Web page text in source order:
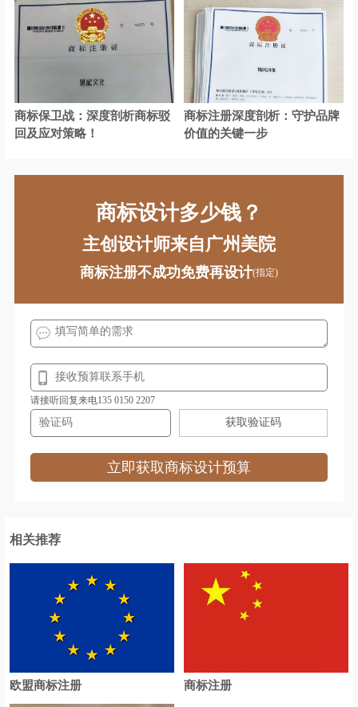
商标保卫战：深度剖析商标驳
回及应对策略！
商标注册深度剖析：守护品牌
价值的关键一步
商标设计多少钱？
主创设计师来自广州美院
商标注册不成功免费再设计(指定)
请接听回复来电135 0150 2207
获取验证码
立即获取商标设计预算
相关推荐
欧盟商标注册 商标注册